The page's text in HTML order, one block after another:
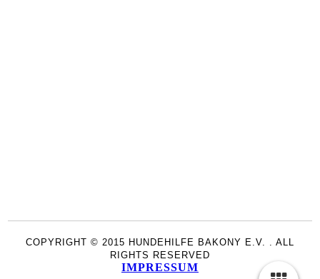
COPYRIGHT © 2015 HUNDEHILFE BAKONY E.V. . ALL
RIGHTS RESERVED
IMPRESSUM